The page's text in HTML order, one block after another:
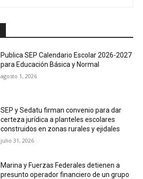
Publica SEP Calendario Escolar 2026-2027
para Educación Básica y Normal
agosto 1, 2026
SEP y Sedatu firman convenio para dar
certeza jurídica a planteles escolares
construidos en zonas rurales y ejidales
julio 31, 2026
Marina y Fuerzas Federales detienen a
presunto operador financiero de un grupo